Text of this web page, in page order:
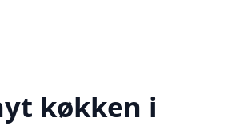
køkken i